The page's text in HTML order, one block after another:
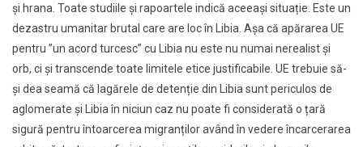
şi hrana. Toate studiile şi rapoartele indică aceeași situație. Este un
dezastru umanitar brutal care are loc în Libia. Așa că apărarea UE
pentru ”un acord turcesc” cu Libia nu este nu numai nerealist şi
orb, ci şi transcende toate limitele etice justificabile. UE trebuie să-
şi dea seamă că lagărele de detenție din Libia sunt periculos de
aglomerate şi Libia în niciun caz nu poate fi considerată o țară
sigură pentru întoarcerea migranților având în vedere încarcerarea